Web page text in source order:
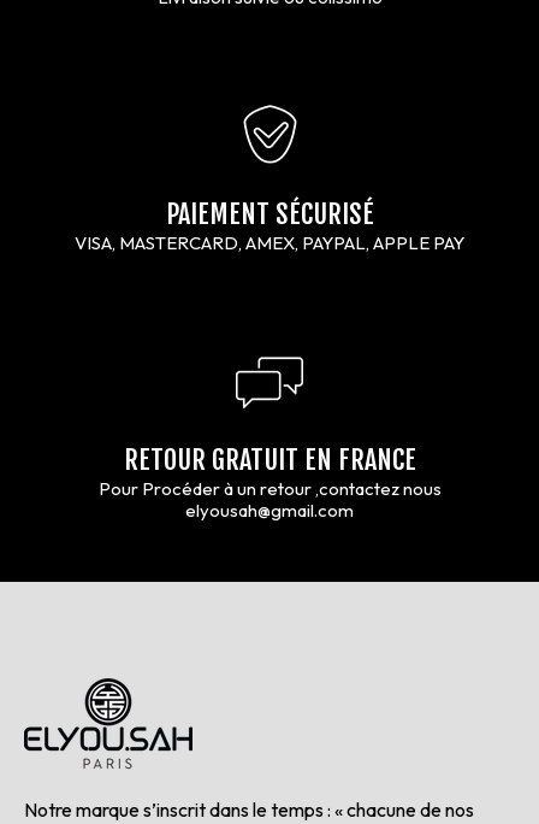
PAIEMENT SÉCURISÉ
VISA, MASTERCARD, AMEX, PAYPAL, APPLE PAY
RETOUR GRATUIT EN FRANCE
Pour Procéder à un retour ,contactez nous
elyousah@gmail.com
Notre marque s’inscrit dans le temps : « chacune de nos